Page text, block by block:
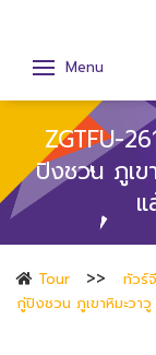
Menu
ZGTFU-
ปิงชวน ภูเข
Tour ทัวร์
กู่ปิงชวน ภูเขาหิมะวา